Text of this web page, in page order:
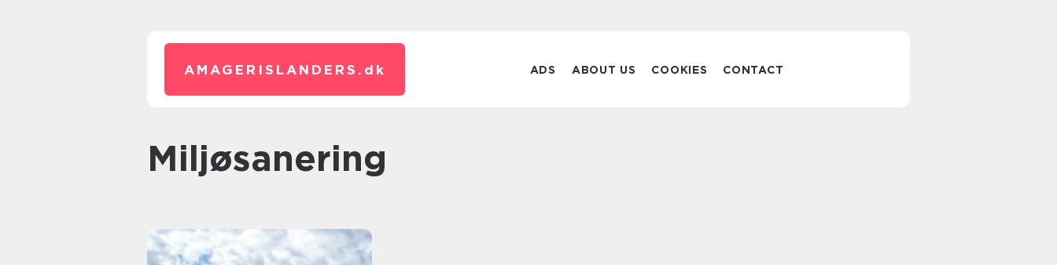
AMAGERISLANDERS. dk ADS ABOUT US COOKIES CONTACT
miljøsanering